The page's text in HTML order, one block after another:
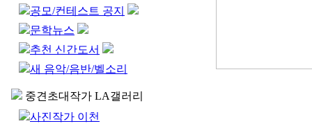
공모/컨테스트 공지
문학뉴스
추천 신간도서
새 음악/음반/벨소리
중견초대작가 LA갤러리
사진작가 이천